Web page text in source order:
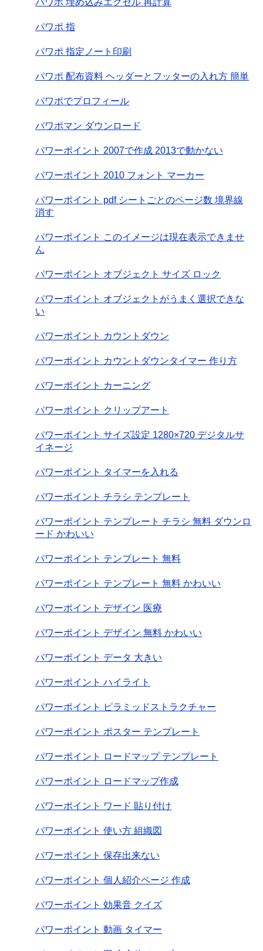
パワポ 埋め込みエクセル 再計算
パワポ 指
パワポ 指定ノート印刷
パワポ 配布資料 ヘッダーとフッターの入れ方 簡単
パワポでプロフィール
パワポマン ダウンロード
パワーポイント 2007で作成 2013で動かない
パワーポイント 2010 フォント マーカー
パワーポイント pdf シートごとのページ数 境界線
消す
パワーポイント このイメージは現在表示できませ
ん
パワーポイント オブジェクト サイズ ロック
パワーポイント オブジェクトがうまく選択できな
い
パワーポイント カウントダウン
パワーポイント カウントダウンタイマー 作り方
パワーポイント カーニング
パワーポイント クリップアート
パワーポイント サイズ設定 1280×720 デジタルサ
イネージ
パワーポイント タイマーを入れる
パワーポイント チラシ テンプレート
パワーポイント テンプレート チラシ 無料 ダウンロ
ード かわいい
パワーポイント テンプレート 無料
パワーポイント テンプレート 無料 かわいい
パワーポイント デザイン 医療
パワーポイント デザイン 無料 かわいい
パワーポイント データ 大きい
パワーポイント ハイライト
パワーポイント ピラミッドストラクチャー
パワーポイント ポスター テンプレート
パワーポイント ロードマップ テンプレート
パワーポイント ロードマップ作成
パワーポイント ワード 貼り付け
パワーポイント 使い方 組織図
パワーポイント 保存出来ない
パワーポイント 個人紹介ページ 作成
パワーポイント 効果音 クイズ
パワーポイント 動画 タイマー